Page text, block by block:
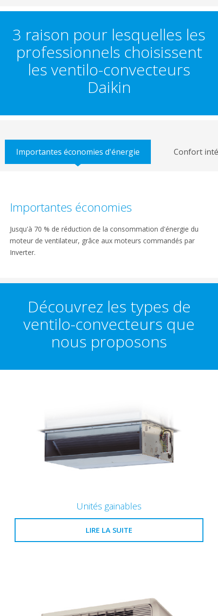
3 raison pour lesquelles les
professionnels choisissent
les ventilo-convecteurs
Daikin
Importantes économies d'énergie Confort
Importantes économies
Jusqu'à 70 % de réduction de la consommation d'énergie du
moteur de ventilateur, grâce aux moteurs commandés par
Inverter.
Découvrez les types de
ventilo-convecteurs que
nous proposons
Unités gainables
LIRE LA SUITE